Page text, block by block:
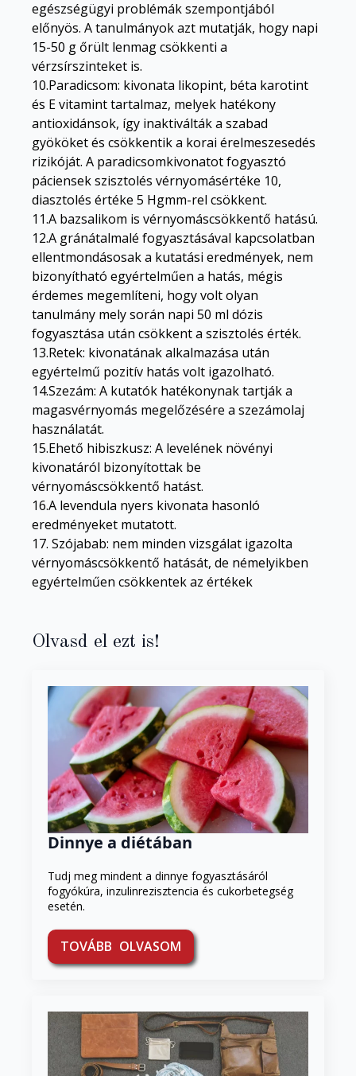
egészségügyi problémák szempontjából
előnyös. A tanulmányok azt mutatják, hogy napi
15-50 g őrült lenmag csökkenti a
vérzsírszinteket is.
10.Paradicsom: kivonata likopint, béta karotint
és E vitamint tartalmaz, melyek hatékony
antioxidánsok, így inaktiválták a szabad
gyököket és csökkentik a korai érelmeszesedés
rizikóját. A paradicsomkivonatot fogyasztó
páciensek szisztolés vérnyomásértéke 10,
diasztolés értéke 5 Hgmm-rel csökkent.
11.A bazsalikom is vérnyomáscsökkentő hatású.
12.A gránátalmalé fogyasztásával kapcsolatban
ellentmondásosak a kutatási eredmények, nem
bizonyítható egyértelműen a hatás, mégis
érdemes megemlíteni, hogy volt olyan
tanulmány mely során napi 50 ml dózis
fogyasztása után csökkent a szisztolés érték.
13.Retek: kivonatának alkalmazása után
egyértelmű pozitív hatás volt igazolható.
14.Szezám: A kutatók hatékonynak tartják a
magasvérnyomás megelőzésére a szezámolaj
használatát.
15.Ehető hibiszkusz: A levelének növényi
kivonatáról bizonyítottak be
vérnyomáscsökkentő hatást.
16.A levendula nyers kivonata hasonló
eredményeket mutatott.
17. Szójabab: nem minden vizsgálat igazolta
vérnyomáscsökkentő hatását, de némelyikben
egyértelműen csökkentek az értékek
Olvasd el ezt is!
Dinnye a diétában
Tudj meg mindent a dinnye fogyasztásáról
fogyókúra, inzulinrezisztencia és cukorbetegség
esetén.
TOVÁBB OLVASOM